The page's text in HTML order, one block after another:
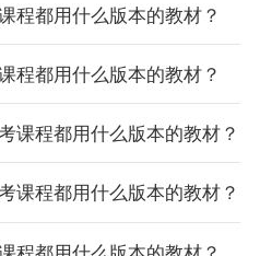
程都用什么版本的教材？
程都用什么版本的教材？
课程都用什么版本的教材？
课程都用什么版本的教材？